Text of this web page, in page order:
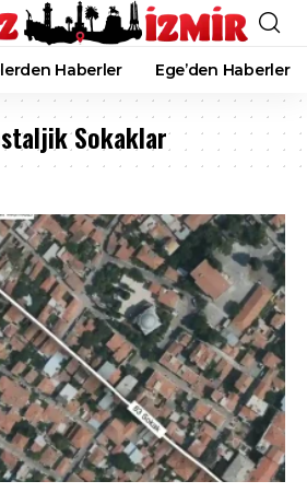
Haberler Ege’den Haberler
Sokaklar